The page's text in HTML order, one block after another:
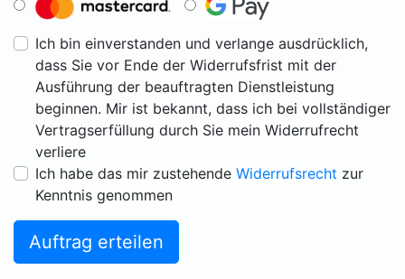
Ich bin einverstanden und verlange ausdrücklich,
dass Sie vor Ende der Widerrufsfrist mit der
Ausführung der beauftragten Dienstleistung
beginnen. Mir ist bekannt, dass ich bei vollständiger
Vertragserfüllung durch Sie mein Widerrufrecht
verliere
Ich habe das mir zustehende Widerrufsrecht zur
Kenntnis genommen
Auftrag erteilen